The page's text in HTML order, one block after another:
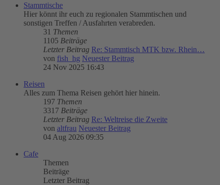
Stammtische
Hier könnt ihr euch zu regionalen Stammtischen und
sonstigen Treffen / Ausfahrten verabreden.
31 Themen
1105 Beiträge
Letzter Beitrag Re: Stammtisch MTK bzw. Rhein…
von fish_hg Neuester Beitrag
24 Nov 2025 16:43
Reisen
Alles zum Thema Reisen gehört hier hinein.
197 Themen
3317 Beiträge
Letzter Beitrag Re: Weltreise die Zweite
von altfrau Neuester Beitrag
04 Aug 2026 09:35
Cafe
Themen
Beiträge
Letzter Beitrag